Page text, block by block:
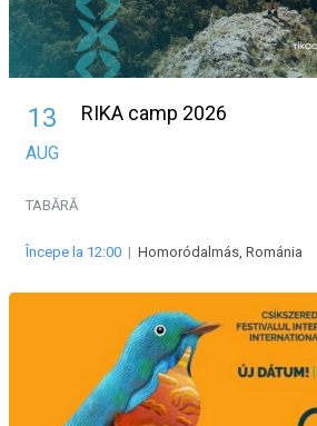
13
AUG
RIKA camp 2026
TABĂRĂ
Începe la 12:00 | Homoródalmás, Románia